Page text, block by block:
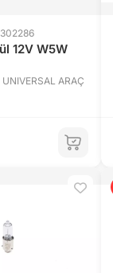
12V W5W
ARAÇ